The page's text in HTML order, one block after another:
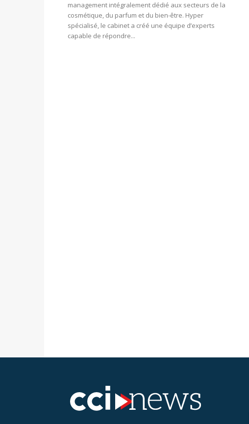
management intégralement dédié aux secteurs de la
cosmétique, du parfum et du bien-être. Hyper
spécialisé, le cabinet a créé une équipe d’experts
capable de répondre...